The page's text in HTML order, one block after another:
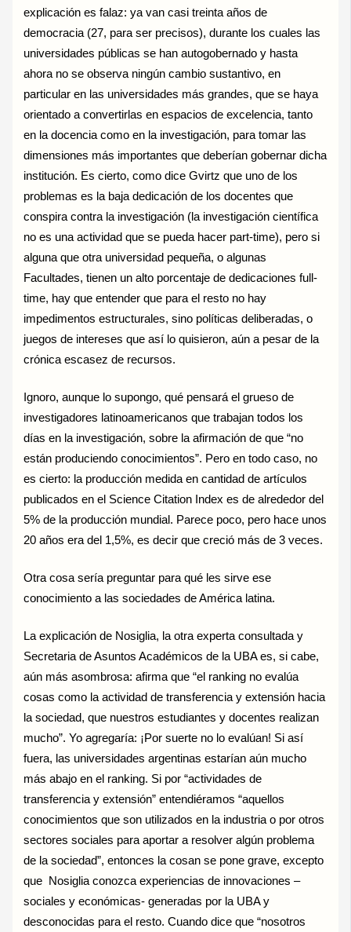
explicación es falaz: ya van casi treinta años de
democracia (27, para ser precisos), durante los cuales las
universidades públicas se han autogobernado y hasta
ahora no se observa ningún cambio sustantivo, en
particular en las universidades más grandes, que se haya
orientado a convertirlas en espacios de excelencia, tanto
en la docencia como en la investigación, para tomar las
dimensiones más importantes que deberían gobernar dicha
institución. Es cierto, como dice Gvirtz que uno de los
problemas es la baja dedicación de los docentes que
conspira contra la investigación (la investigación científica
no es una actividad que se pueda hacer part-time), pero si
alguna que otra universidad pequeña, o algunas
Facultades, tienen un alto porcentaje de dedicaciones full-
time, hay que entender que para el resto no hay
impedimentos estructurales, sino políticas deliberadas, o
juegos de intereses que así lo quisieron, aún a pesar de la
crónica escasez de recursos.
Ignoro, aunque lo supongo, qué pensará el grueso de
investigadores latinoamericanos que trabajan todos los
días en la investigación, sobre la afirmación de que “no
están produciendo conocimientos”. Pero en todo caso, no
es cierto: la producción medida en cantidad de artículos
publicados en el Science Citation Index es de alrededor del
5% de la producción mundial. Parece poco, pero hace unos
20 años era del 1,5%, es decir que creció más de 3 veces.
Otra cosa sería preguntar para qué les sirve ese
conocimiento a las sociedades de América latina.
La explicación de Nosiglia, la otra experta consultada y
Secretaria de Asuntos Académicos de la UBA es, si cabe,
aún más asombrosa: afirma que “el ranking no evalúa
cosas como la actividad de transferencia y extensión hacia
la sociedad, que nuestros estudiantes y docentes realizan
mucho”. Yo agregaría: ¡Por suerte no lo evalúan! Si así
fuera, las universidades argentinas estarían aún mucho
más abajo en el ranking. Si por “actividades de
transferencia y extensión” entendiéramos “aquellos
conocimientos que son utilizados en la industria o por otros
sectores sociales para aportar a resolver algún problema
de la sociedad”, entonces la cosan se pone grave, excepto
que Nosiglia conozca experiencias de innovaciones –
sociales y económicas- generadas por la UBA y
desconocidas para el resto. Cuando dice que “nosotros